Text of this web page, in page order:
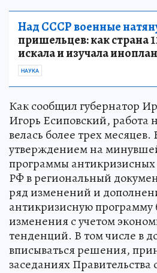
Над СССР военные
пришельцев: как страна
искала и изучала
НАУКА
Как сообщил губернатор
Игорь Есиповский, работа
велась более трех месяцев.
утверждением на
программы антикризисных
РФ в региональный
ряд изменений и
антикризисную программу
изменения с учетом
тенденций. В том числе в
вписываться решения,
заседаниях Правительства